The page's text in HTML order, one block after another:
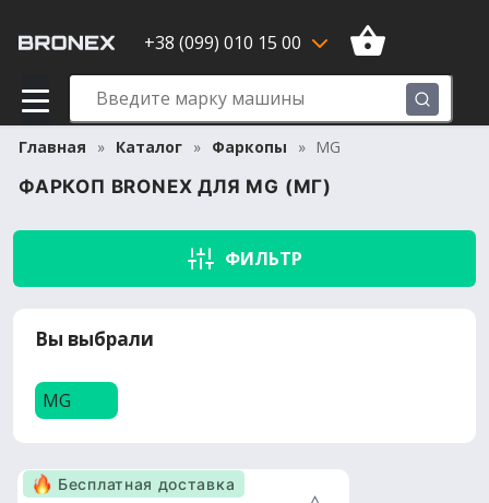
+38 (099) 010 15 00
Главная Каталог Фаркопы MG
ФАРКОП BRONEX ДЛЯ MG (МГ)
ФИЛЬТР
Вы выбрали
MG
Бесплатная доставка